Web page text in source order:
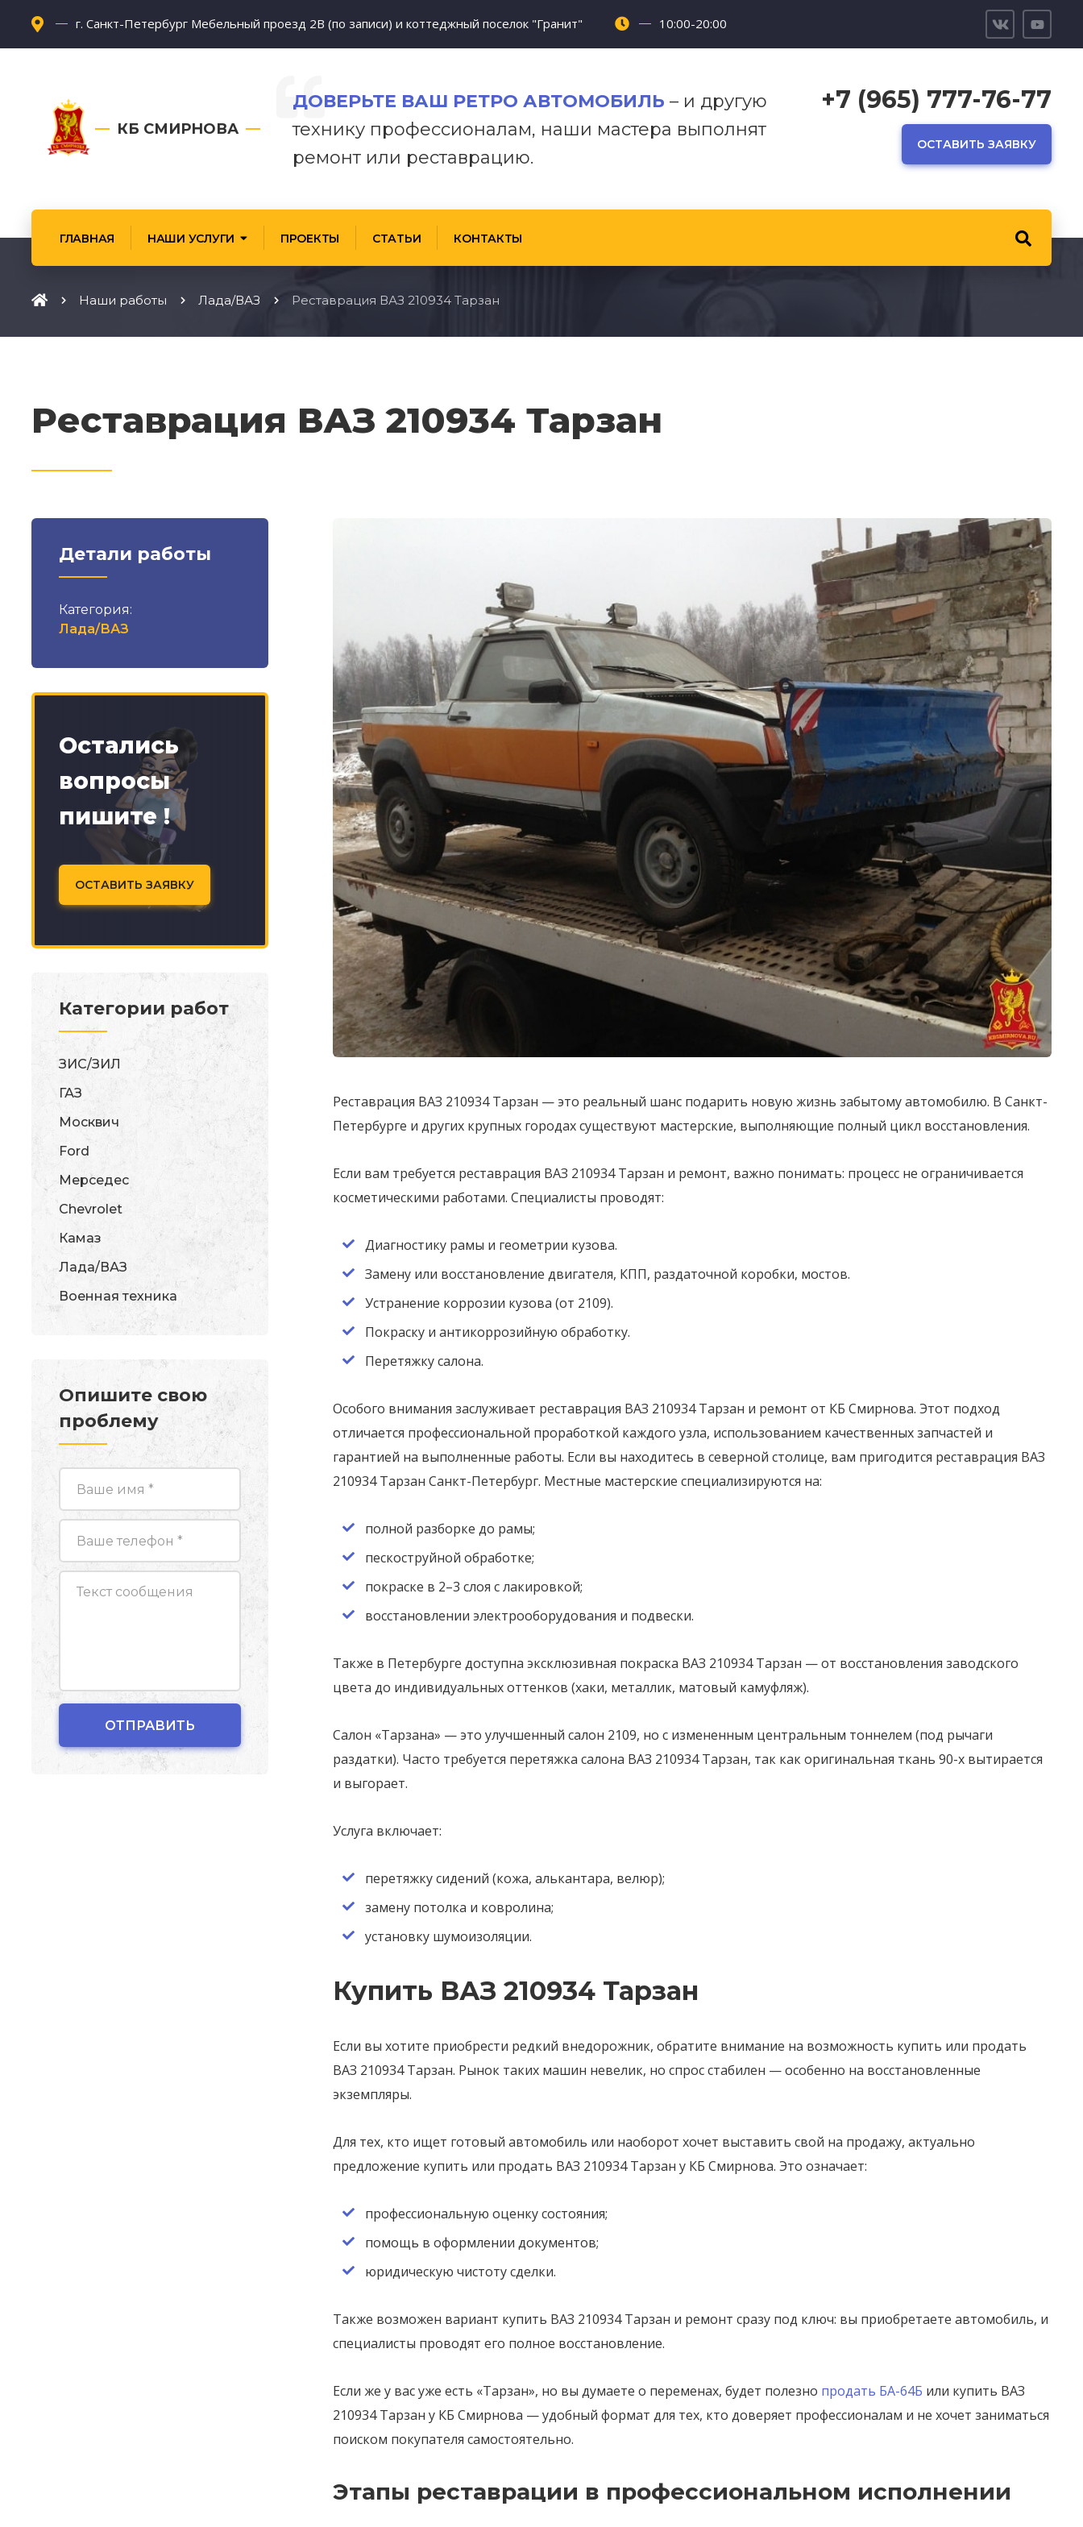
г. Санкт-Петербург Мебельный проезд 2В (по записи) и коттеджный поселок "Гранит" 10:00-20:00
КБ СМИРНОВА
ДОВЕРЬТЕ ВАШ РЕТРО АВТОМОБИЛЬ – и другую
технику профессионалам, наши мастера выполнят
ремонт или реставрацию.
+7 (965) 777-76-77
ОСТАВИТЬ ЗАЯВКУ
ГЛАВНАЯ НАШИ УСЛУГИ ПРОЕКТЫ СТАТЬИ КОНТАКТЫ
Наши работы Лада/ВАЗ Реставрация ВАЗ 210934 Тарзан
Реставрация ВАЗ 210934 Тарзан
Реставрация ВАЗ 210934 Тарзан — это реальный шанс подарить новую жизнь забытому автомобилю. В Санкт-
Петербурге и других крупных городах существуют мастерские, выполняющие полный цикл восстановления.
Если вам требуется реставрация ВАЗ 210934 Тарзан и ремонт, важно понимать: процесс не ограничивается
косметическими работами. Специалисты проводят:
Диагностику рамы и геометрии кузова.
Замену или восстановление двигателя, КПП, раздаточной коробки, мостов.
Устранение коррозии кузова (от 2109).
Покраску и антикоррозийную обработку.
Перетяжку салона.
Особого внимания заслуживает реставрация ВАЗ 210934 Тарзан и ремонт от КБ Смирнова. Этот подход
отличается профессиональной проработкой каждого узла, использованием качественных запчастей и
гарантией на выполненные работы. Если вы находитесь в северной столице, вам пригодится реставрация ВАЗ
210934 Тарзан Санкт-Петербург. Местные мастерские специализируются на:
полной разборке до рамы;
пескоструйной обработке;
покраске в 2–3 слоя с лакировкой;
восстановлении электрооборудования и подвески.
Также в Петербурге доступна эксклюзивная покраска ВАЗ 210934 Тарзан — от восстановления заводского
цвета до индивидуальных оттенков (хаки, металлик, матовый камуфляж).
Салон «Тарзана» — это улучшенный салон 2109, но с измененным центральным тоннелем (под рычаги
раздатки). Часто требуется перетяжка салона ВАЗ 210934 Тарзан, так как оригинальная ткань 90-х вытирается
и выгорает.
Услуга включает:
перетяжку сидений (кожа, алькантара, велюр);
замену потолка и ковролина;
установку шумоизоляции.
Купить ВАЗ 210934 Тарзан
Если вы хотите приобрести редкий внедорожник, обратите внимание на возможность купить или продать
ВАЗ 210934 Тарзан. Рынок таких машин невелик, но спрос стабилен — особенно на восстановленные
экземпляры.
Для тех, кто ищет готовый автомобиль или наоборот хочет выставить свой на продажу, актуально
предложение купить или продать ВАЗ 210934 Тарзан у КБ Смирнова. Это означает:
профессиональную оценку состояния;
помощь в оформлении документов;
юридическую чистоту сделки.
Также возможен вариант купить ВАЗ 210934 Тарзан и ремонт сразу под ключ: вы приобретаете автомобиль, и
специалисты проводят его полное восстановление.
Если же у вас уже есть «Тарзан», но вы думаете о переменах, будет полезно продать БА-64Б или купить ВАЗ
210934 Тарзан у КБ Смирнова — удобный формат для тех, кто доверяет профессионалам и не хочет заниматься
поиском покупателя самостоятельно.
Этапы реставрации в профессиональном исполнении
Детали работы
Категория:
Лада/ВАЗ
Остались
вопросы
пишите !
ОСТАВИТЬ ЗАЯВКУ
Категории работ
ЗИС/ЗИЛ
ГАЗ
Москвич
Ford
Мерседес
Chevrolet
Камаз
Лада/ВАЗ
Военная техника
Опишите свою
проблему